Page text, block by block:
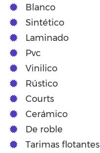
Blanco
Sintético
Laminado
Pvc
Vinilico
Rústico
Courts
Cerámico
De roble
Tarimas flotantes